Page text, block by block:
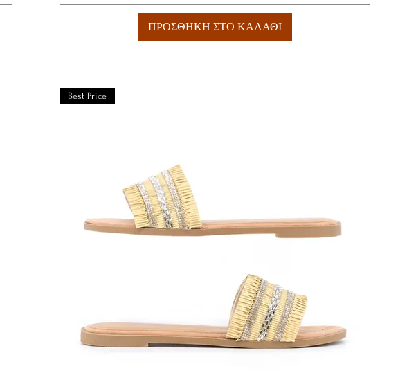
ΠΡΟΣΘΗΚΗ ΣΤΟ ΚΑΛΑΘΙ
Best Price